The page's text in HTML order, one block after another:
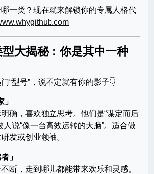
一类？现在就来解锁你的专属人格代
大揭秘：你是其中一种
“型号”，说不定就有你的影子👇
」
确，喜欢独立思考。他们是“谋定而后
人说“像一台高效运转的大脑”。适合做
发或创业领袖。
」
断，走到哪儿都能带来欢乐和灵感。